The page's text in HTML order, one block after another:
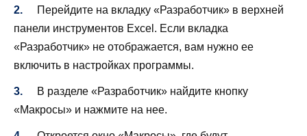
Перейдите на вкладку «Разработчик» в верхней
панели инструментов Excel. Если вкладка
«Разработчик» не отображается, вам нужно ее
включить в настройках программы.
В разделе «Разработчик» найдите кнопку
«Макросы» и нажмите на нее.